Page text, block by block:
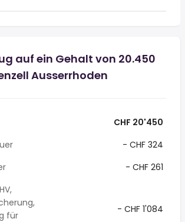
auf ein Gehalt von 20.450
Ausserrhoden
CHF 20'450
- CHF 324
- CHF 261
für
- CHF 1'084